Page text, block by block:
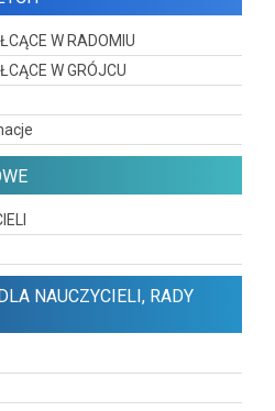
W RADOMIU
W GRÓJCU
NAUCZYCIELI, RADY